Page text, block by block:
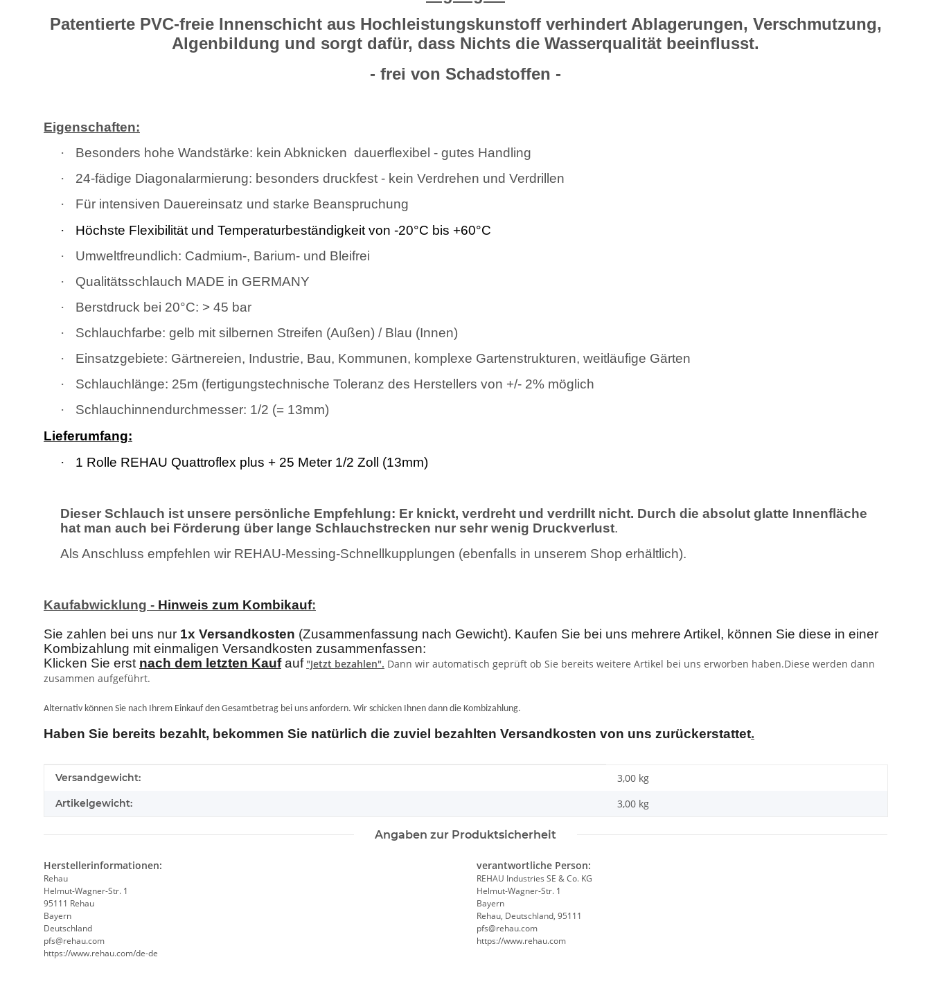
Patentierte PVC-freie Innenschicht aus Hochleistungskunstoff verhindert Ablagerungen, Verschmutzung,
Algenbildung und sorgt dafür, dass Nichts die Wasserqualität beeinflusst.
- frei von Schadstoffen -
Eigenschaften:
·
Besonders hohe Wandstärke: kein Abknicken  dauerflexibel - gutes Handling
·
24-fädige Diagonalarmierung: besonders druckfest - kein Verdrehen und Verdrillen
·
Für intensiven Dauereinsatz und starke Beanspruchung
·
Höchste Flexibilität und Temperaturbeständigkeit von -20°C bis +60°C
·
Umweltfreundlich: Cadmium-, Barium- und Bleifrei
·
Qualitätsschlauch MADE in GERMANY
·
Berstdruck bei 20°C: > 45 bar
·
Schlauchfarbe: gelb mit silbernen Streifen (Außen) / Blau (Innen)
·
Einsatzgebiete: Gärtnereien, Industrie, Bau, Kommunen, komplexe Gartenstrukturen, weitläufige Gärten
·
Schlauchlänge: 25m (fertigungstechnische Toleranz des Herstellers von +/- 2% möglich
·
Schlauchinnendurchmesser: 1/2 (= 13mm)
Lieferumfang:
·
1 Rolle REHAU Quattroflex plus + 25 Meter 1/2 Zoll (13mm)
Dieser Schlauch ist unsere persönliche Empfehlung: Er knickt, verdreht und verdrillt nicht. Durch die absolut glatte Innenfläche
hat man auch bei Förderung über lange Schlauchstrecken nur sehr wenig Druckverlust.
Als Anschluss empfehlen wir REHAU-Messing-Schnellkupplungen (ebenfalls in unserem Shop erhältlich).
Kaufabwicklung - Hinweis zum Kombikauf:
Sie zahlen bei uns nur 1x Versandkosten (Zusammenfassung nach Gewicht). Kaufen Sie bei uns mehrere Artikel, können Sie diese in einer
Kombizahlung mit einmaligen Versandkosten zusammenfassen:
Klicken Sie erst nach dem letzten Kaufauf "Jetzt bezahlen". Dann wir automatisch geprüft ob Sie bereits weitere Artikel bei uns erworben haben.Diese werden dann
zusammen aufgeführt.
Alternativ können Sie nach Ihrem Einkauf den Gesamtbetrag bei uns anfordern. Wir schicken Ihnen dann die Kombizahlung.
Haben Sie bereits bezahlt, bekommen Sie natürlich die zuviel bezahlten Versandkosten von uns zurückerstattet.
Produkteigenschaft
Wert
Versandgewicht: 3,00 kg
Artikelgewicht: 3,00 kg
Angaben zur Produktsicherheit
Herstellerinformationen:
Rehau
Helmut-Wagner-Str. 1
95111 Rehau
Bayern
Deutschland
pfs@rehau.com
https://www.rehau.com/de-de
verantwortliche Person:
REHAU Industries SE & Co. KG
Helmut-Wagner-Str. 1
Bayern
Rehau, Deutschland, 95111
pfs@rehau.com
https://www.rehau.com